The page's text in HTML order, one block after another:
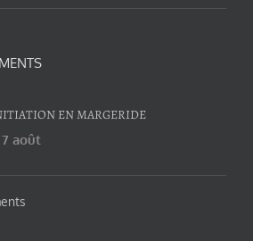
EN MARGERIDE
7 août